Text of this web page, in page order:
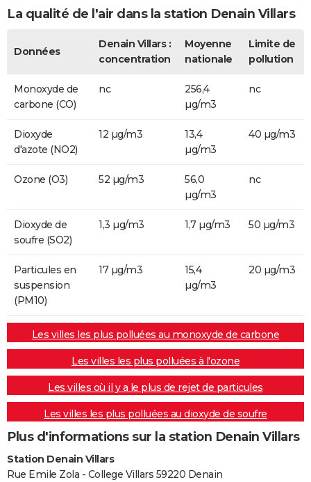
La qualité de l'air dans la station Denain Villars
Données
Denain Villars :
concentration
Moyenne
nationale
Limite de
pollution
Monoxyde de
carbone (CO)
nc
256,4
µg/m3
nc
Dioxyde
d'azote (NO2)
12 µg/m3
13,4
µg/m3
40 µg/m3
Ozone (O3) 52 µg/m3
56,0
µg/m3
nc
Dioxyde de
soufre (SO2)
1,3 µg/m3 1,7 µg/m3 50 µg/m3
Particules en
suspension
(PM10)
17 µg/m3
15,4
µg/m3
20 µg/m3
Les villes les plus polluées au monoxyde de carbone
Les villes les plus polluées à l'ozone
Les villes où il y a le plus de rejet de particules
Les villes les plus polluées au dioxyde de soufre
Plus d'informations sur la station Denain Villars
Station Denain Villars
Rue Emile Zola - College Villars 59220 Denain